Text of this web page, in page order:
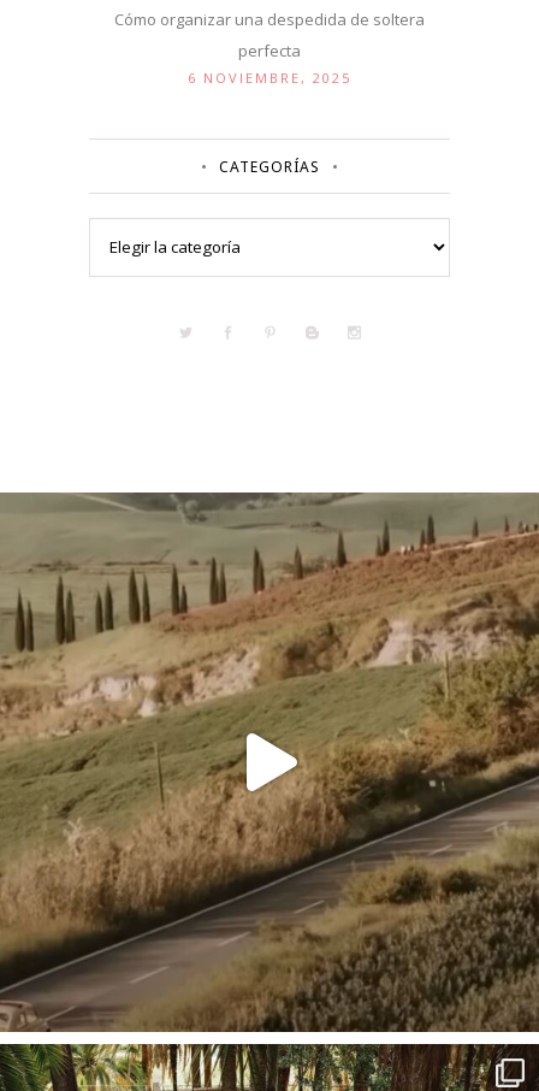
Cómo organizar una despedida de soltera
perfecta
6 NOVIEMBRE, 2025
CATEGORÍAS